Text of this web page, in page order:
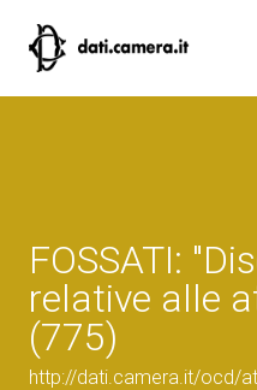
FOSSATI:
relative alle
(775)
http://dati.camera.it/ocd/